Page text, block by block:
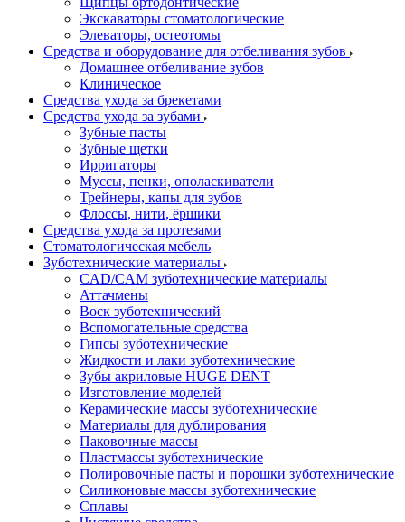
Экскаваторы стоматологические
Элеваторы, остеотомы
Средства и оборудование для отбеливания зубов
Домашнее отбеливание зубов
Клиническое
Средства ухода за брекетами
Средства ухода за зубами
Зубные пасты
Зубные щетки
Ирригаторы
Муссы, пенки, ополаскиватели
Трейнеры, капы для зубов
Флоссы, нити, ёршики
Средства ухода за протезами
Стоматологическая мебель
Зуботехнические материалы
CAD/CAM зуботехнические материалы
Аттачмены
Воск зуботехнический
Вспомогательные средства
Гипсы зуботехнические
Жидкости и лаки зуботехнические
Зубы акриловые HUGE DENT
Изготовление моделей
Керамические массы зуботехнические
Материалы для дублирования
Паковочные массы
Пластмассы зуботехнические
Полировочные пасты и порошки зуботехнические
Силиконовые массы зуботехнические
Сплавы